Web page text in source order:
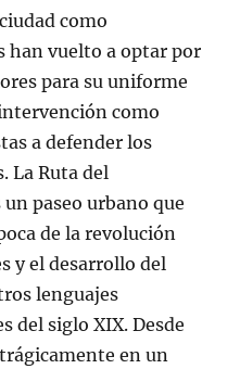
como
han vuelto a optar por
para su uniforme
como
a defender los
La Ruta del
paseo urbano que
de la revolución
y el desarrollo del
lenguajes
del siglo XIX. Desde
en un